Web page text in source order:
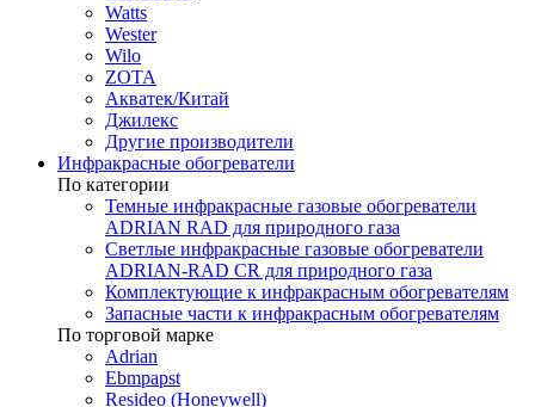
Watts
Wester
Wilo
ZOTA
Акватек/Китай
Джилекс
Другие производители
Инфракрасные обогреватели
По категории
Темные инфракрасные газовые обогреватели
ADRIAN RAD для природного газа
Светлые инфракрасные газовые обогреватели
ADRIAN-RAD CR для природного газа
Комплектующие к инфракрасным обогревателям
Запасные части к инфракрасным обогревателям
По торговой марке
Adrian
Ebmpapst
Resideo (Honeywell)